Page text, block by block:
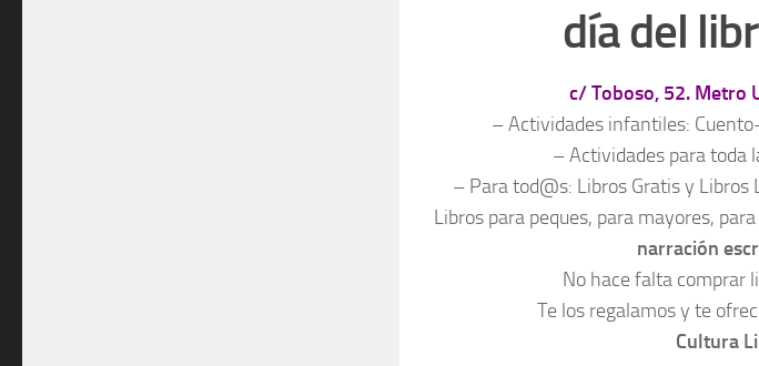
día del
c/ Toboso, 52. Metro
– Actividades infantiles:
– Actividades para toda
– Para tod@s: Libros Gratis y
Libros para peques, para mayores,
narración
No hace falta comprar
Te los regalamos y te
Cultura